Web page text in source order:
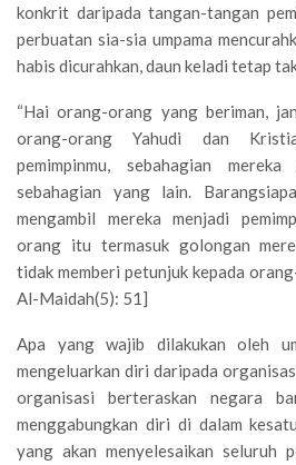
konkrit daripada tangan-tangan
perbuatan sia-sia umpama
habis dicurahkan, daun keladi tetap
“Hai orang-orang yang beriman,
orang-orang Yahudi dan
pemimpinmu, sebahagian
sebahagian yang lain.
mengambil mereka menjadi
orang itu termasuk golongan
tidak memberi petunjuk kepada
Al-Maidah(5): 51]
Apa yang wajib dilakukan oleh
mengeluarkan diri daripada
organisasi berteraskan negara
menggabungkan diri di dalam
yang akan menyelesaikan seluruh